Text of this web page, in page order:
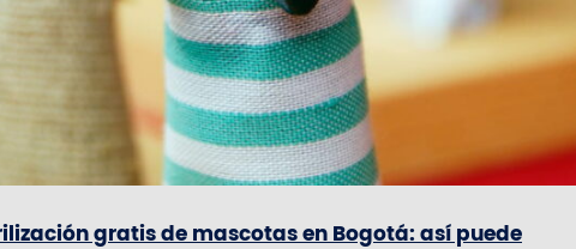
gratis de mascotas en Bogotá: así puede